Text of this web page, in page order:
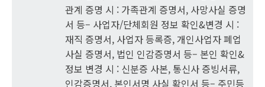
관계 증명 시 : 가족관계 증명서, 사망사실 증명
서 등– 사업자/단체회원 정보 확인&변경 시 :
재직 증명서, 사업자 등록증, 개인사업자 폐업
사실 증명서, 법인 인감증명서 등– 본인 확인&
정보 변경 시 : 신분증 사본, 통신사 증빙서류,
인감증명서, 본인서명 사실 확인서 등– 주민등